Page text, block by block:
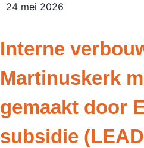
24 mei 2026
Interne
Martinuskerk
gemaakt door
subsidie